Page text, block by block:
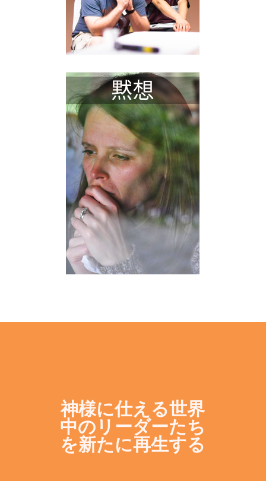
神様に仕える世界
中のリーダーたち
を新たに再生する